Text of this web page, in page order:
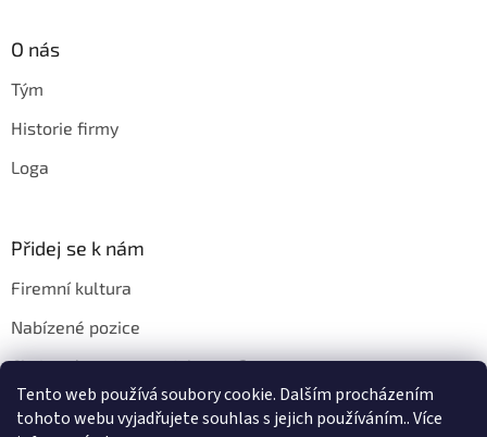
Tento web používá soubory cookie. Dalším procházením
tohoto webu vyjadřujete souhlas s jejich používáním.. Více
O nás
Tým
Historie firmy
Loga
Přidej se k nám
Firemní kultura
Nabízené pozice
Chci u vás pracovat. Jak na to?